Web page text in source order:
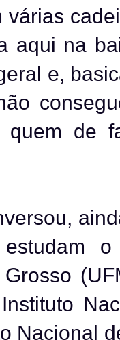
várias
aqui na
e,
de
Nacional